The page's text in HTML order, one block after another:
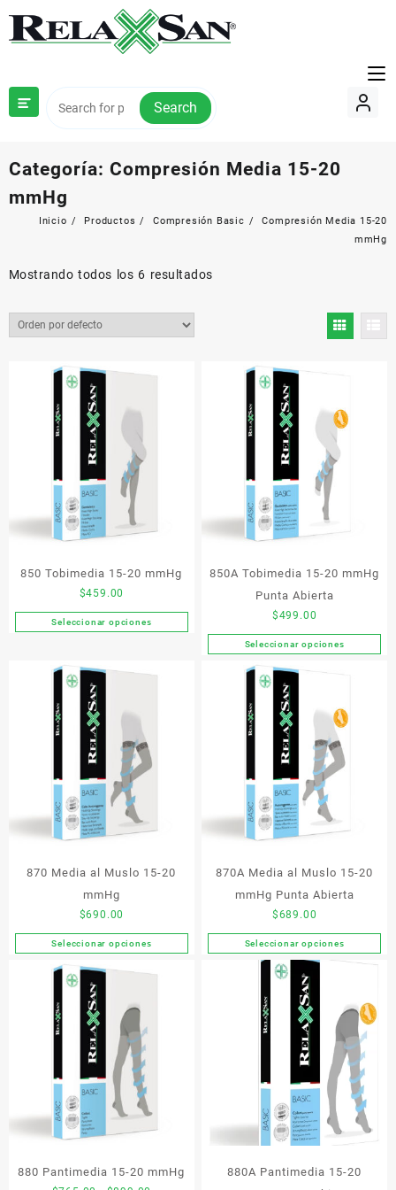
contenido
Search
Categoría: Compresión Media 15-20
mmHg
Inicio Productos Compresión Basic
Compresión Media 15-20
mmHg
Mostrando todos los 6 resultados
850 Tobimedia 15-20 mmHg
$459.00
Seleccionar opciones
Este
opciones
pueden
elegir
en
la
de
850A Tobimedia 15-20 mmHg
Punta Abierta
$499.00
Seleccionar opciones
Este
producto
múltiples
variantes.
opciones
se
pueden
elegir
en
página
de
producto
870 Media al Muslo 15-20
mmHg
$690.00
Seleccionar opciones
Este
producto
múltiples
variantes.
Las
opciones
se
pueden
elegir
en
página
870A Media al Muslo 15-20
mmHg Punta Abierta
$689.00
Seleccionar opciones
Este
producto
tiene
múltiples
variantes.
Las
opciones
pueden
elegir
en
página
880 Pantimedia 15-20 mmHg
880A Pantimedia 15-20